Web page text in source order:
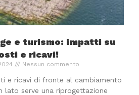
e turismo: impatti su
e ricavi!
Nessun commento
e ricavi di fronte al cambiamento
lato serve una riprogettazione